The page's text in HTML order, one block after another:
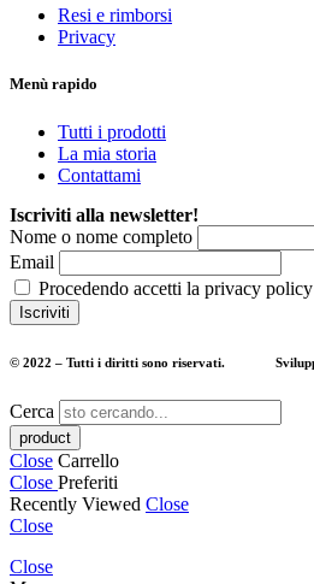
Resi e rimborsi
Privacy
Menù rapido
Tutti i prodotti
La mia storia
Contattami
Iscriviti alla newsletter!
Nome o nome completo
Email
Procedendo accetti la privacy policy
© 2022 – Tutti i diritti sono riservati.
Cerca
Close Carrello
Close Preferiti
Recently Viewed Close
Close
Close